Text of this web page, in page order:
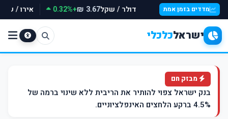
מדדים בזמן אמת דולר / שקל3.67 ₪
+0.32% אירו /
ישראלכלכלי
מבזק חם
בנק ישראל צפוי להותיר את הריבית ללא שינוי ברמה של
4.5% ברקע הלחצים האינפלציוניים.